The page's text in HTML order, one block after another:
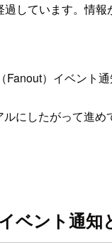
しています。情
）イベント
にしたがって進め
ベント通知